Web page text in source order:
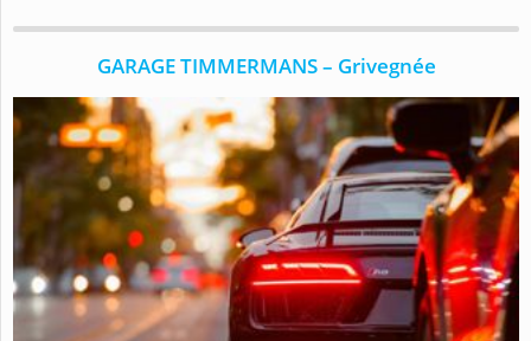
GARAGE TIMMERMANS – Grivegnée